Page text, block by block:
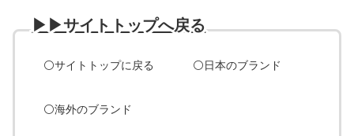
▶︎▶︎サイトトップへ戻る
⚪️サイトトップに戻る ⚪️日本のブランド
⚪️海外のブランド